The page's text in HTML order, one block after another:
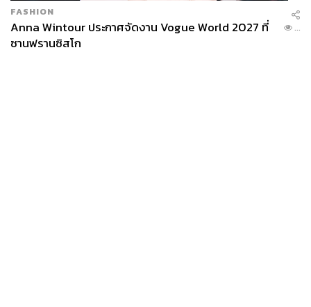
FASHION
Anna Wintour ประกาศจัดงาน Vogue World 2027 ที่
ซานฟรานซิสโก
...